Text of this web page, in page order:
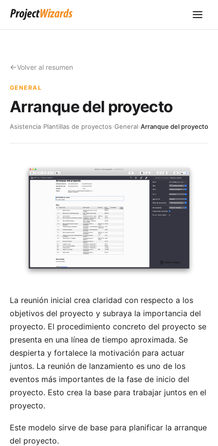
Volver al resumen
GENERAL
Arranque del proyecto
Asistencia›Plantillas de proyectos›General›Arranque del proyecto
La reunión inicial crea claridad con respecto a los
objetivos del proyecto y subraya la importancia del
proyecto. El procedimiento concreto del proyecto se
presenta en una línea de tiempo aproximada. Se
despierta y fortalece la motivación para actuar
juntos. La reunión de lanzamiento es uno de los
eventos más importantes de la fase de inicio del
proyecto. Esto crea la base para trabajar juntos en el
proyecto.
Este modelo sirve de base para planificar la arranque
del proyecto.